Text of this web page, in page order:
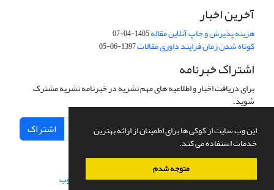
این وب سایت از کوکی ها برای اطمینان از ارائه بهترین
خدمات استفاده می کند.
متوجه شدم
آخرین اخبار
هزینه پذیرش و چاپ آنلاین مقاله1405-04-07
کوتاه شدن زمان فرایند داوری مقالات1397-06-05
اشتراک خبرنامه
برای دریافت اخبار و اطلاعیه های مهم نشریه در خبرنامه نشریه مشترک
شوید.
اشتراک
سامانه مدیریت نشریات علمی.طراحی و پیاده سازی از سیناوب